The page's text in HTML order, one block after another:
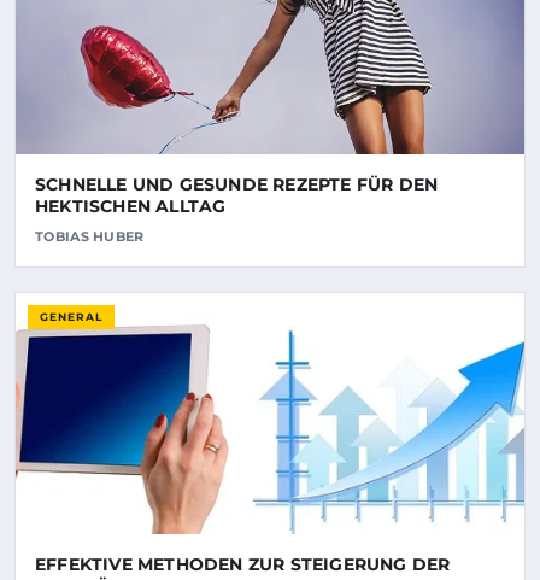
SCHNELLE UND GESUNDE REZEPTE FÜR DEN
HEKTISCHEN ALLTAG
TOBIAS HUBER
GENERAL
EFFEKTIVE METHODEN ZUR STEIGERUNG DER